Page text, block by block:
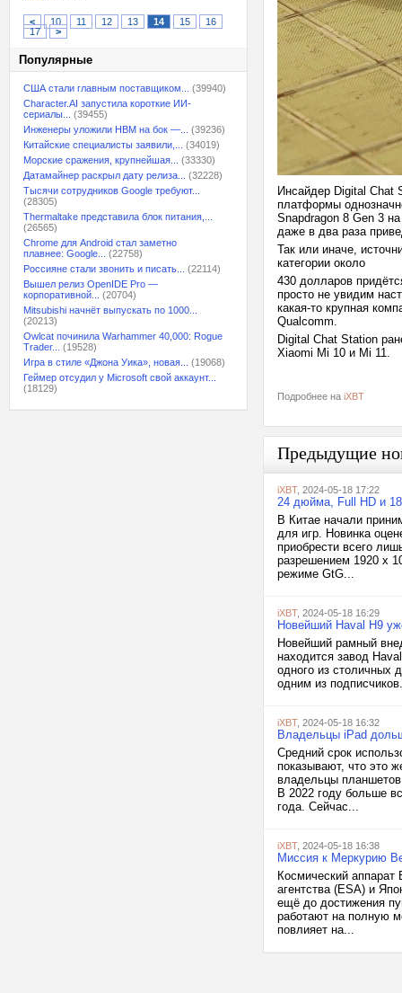
< 10 11 12 13 14 15
16
17
>
Популярные
США стали главным поставщиком...
(39940)
Character.AI запустила короткие ИИ-
сериалы...
(39455)
Инженеры уложили HBM на бок —...
(39236)
Китайские специалисты заявили,...
(34019)
Морские сражения, крупнейшая...
(33330)
Датамайнер раскрыл дату релиза...
(32228)
Тысячи сотрудников Google требуют...
(28305)
Thermaltake представила блок питания,...
(26565)
Chrome для Android стал заметно
плавнее: Google...
(22758)
Россияне стали звонить и писать...
(22114)
Вышел релиз OpenIDE Pro —
корпоративной...
(20704)
Mitsubishi начнёт выпускать по 1000...
(20213)
Owlcat починила Warhammer 40,000: Rogue
Trader...
(19528)
Игра в стиле «Джона Уика», новая...
(19068)
Геймер отсудил у Microsoft свой аккаунт...
(18129)
Инсайдер Digital Chat
платформы
Snapdragon 8 Gen 3
даже в два раза
Так или иначе,
категории около
430 долларов
просто не увидим
какая-то крупная
Qualcomm.
Digital Chat Station
Xiaomi Mi 10 и Mi 11.
Подробнее на iXBT
Предыдущие
iXBT, 2024-05-18 17:22
24 дюйма, Full HD и
В Китае начали
для игр. Новинка
приобрести всего
разрешением 1920 х
режиме GtG...
iXBT, 2024-05-18 16:29
Новейший Haval H9
Новейший рамный
находится завод
одного из столичных
одним из
iXBT, 2024-05-18 16:32
Владельцы iPad
Средний срок
показывают, что это
владельцы
В 2022 году больше
года. Сейчас...
iXBT, 2024-05-18 16:38
Миссия к Меркурию
Космический
агентства (ESA) и
ещё до достижения
работают на полную
повлияет на...